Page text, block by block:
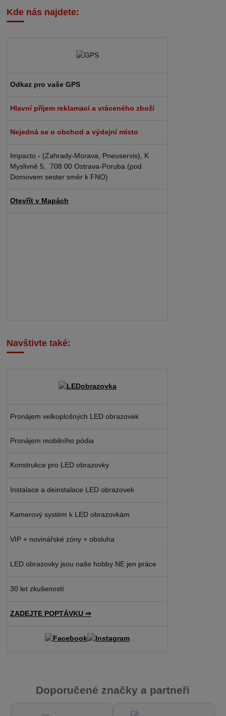
Kde nás najdete:
Odkaz pro vaše GPS
Hlavní příjem reklamací a vráceného zboží
Nejedná se o obchod a výdejní místo
Impacto - (Zahrady-Morava, Pneuservis), K
Myslivně 5, 708 00 Ostrava-Poruba (pod
Domovem sester směr k FNO)
Otevřít v Mapách
Navštivte také:
Pronájem velkoplošných LED obrazovek
Pronájem mobilního pódia
Konstrukce pro LED obrazovky
Instalace a deinstalace LED obrazovek
Kamerový systém k LED obrazovkám
VIP + novinářské zóny + obsluha
LED obrazovky jsou naše hobby NE jen práce
30 let zkušeností
ZADEJTE POPTÁVKU ⇒
Doporučené značky a partneři